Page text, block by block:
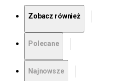
Zobacz również
Polecane
Najnowsze